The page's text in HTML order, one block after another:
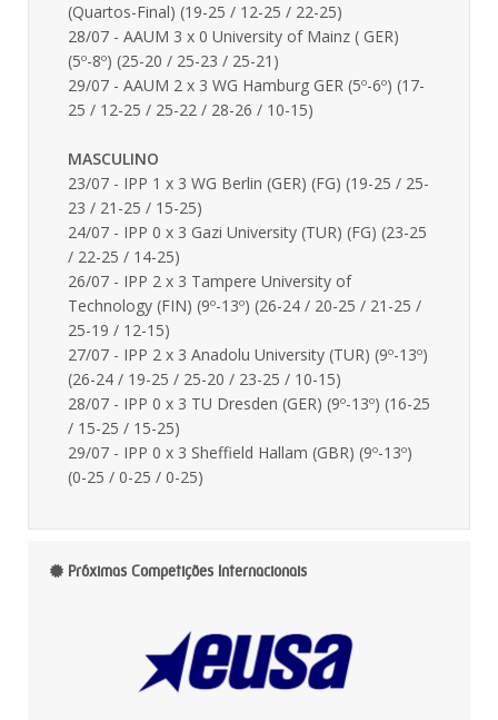
(Quartos-Final) (19-25 / 12-25 / 22-25)
28/07 - AAUM 3 x 0 University of Mainz ( GER)
(5º-8º) (25-20 / 25-23 / 25-21)
29/07 - AAUM 2 x 3 WG Hamburg GER (5º-6º) (17-
25 / 12-25 / 25-22 / 28-26 / 10-15)
MASCULINO
23/07 - IPP 1 x 3 WG Berlin (GER) (FG) (19-25 / 25-
23 / 21-25 / 15-25)
24/07 - IPP 0 x 3 Gazi University (TUR) (FG) (23-25
/ 22-25 / 14-25)
26/07 - IPP 2 x 3 Tampere University of
Technology (FIN) (9º-13º) (26-24 / 20-25 / 21-25 /
25-19 / 12-15)
27/07 - IPP 2 x 3 Anadolu University (TUR) (9º-13º)
(26-24 / 19-25 / 25-20 / 23-25 / 10-15)
28/07 - IPP 0 x 3 TU Dresden (GER) (9º-13º) (16-25
/ 15-25 / 15-25)
29/07 - IPP 0 x 3 Sheffield Hallam (GBR) (9º-13º)
(0-25 / 0-25 / 0-25)
Próximas Competições Internacionais